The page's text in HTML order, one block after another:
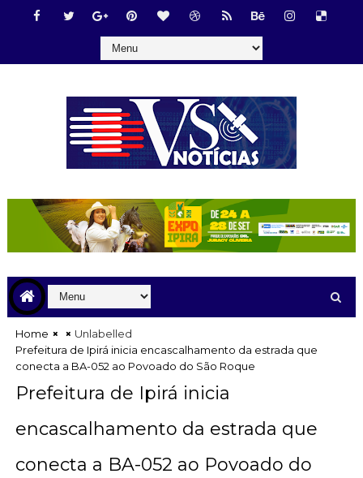
Home
Unlabelled
Prefeitura de Ipirá inicia encascalhamento da estrada que
conecta a BA-052 ao Povoado do São Roque
Prefeitura de Ipirá inicia
encascalhamento da estrada que
conecta a BA-052 ao Povoado do